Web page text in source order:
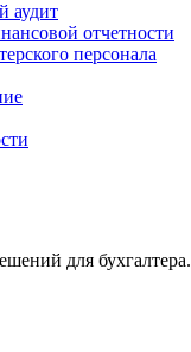
аудит
отчетности
персонала
для бухгалтера.